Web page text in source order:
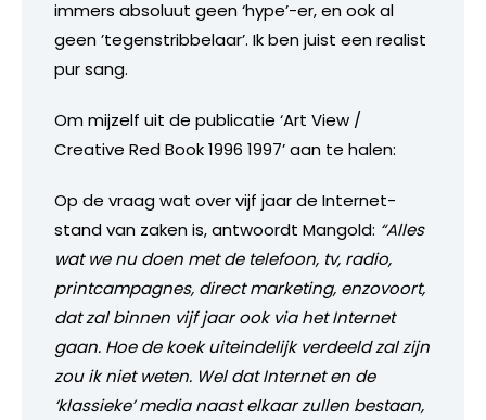
immers absoluut geen ‘hype’-er, en ook al
geen ’tegenstribbelaar’. Ik ben juist een realist
pur sang.
Om mijzelf uit de publicatie ‘Art View /
Creative Red Book 1996 1997’ aan te halen:
Op de vraag wat over vijf jaar de Internet-
stand van zaken is, antwoordt Mangold: “Alles
wat we nu doen met de telefoon, tv, radio,
printcampagnes, direct marketing, enzovoort,
dat zal binnen vijf jaar ook via het Internet
gaan. Hoe de koek uiteindelijk verdeeld zal zijn
zou ik niet weten. Wel dat Internet en de
‘klassieke’ media naast elkaar zullen bestaan,